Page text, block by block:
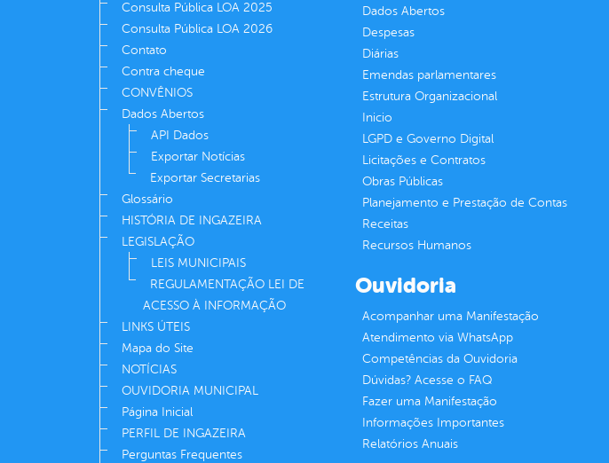
Consulta Pública LOA 2025
Consulta Pública LOA 2026
Contato
Contra cheque
CONVÊNIOS
Dados Abertos
API Dados
Exportar Notícias
Exportar Secretarias
Glossário
HISTÓRIA DE INGAZEIRA
LEGISLAÇÃO
LEIS MUNICIPAIS
REGULAMENTAÇÃO LEI DE
ACESSO À INFORMAÇÃO
LINKS ÚTEIS
Mapa do Site
NOTÍCIAS
OUVIDORIA MUNICIPAL
Página Inicial
PERFIL DE INGAZEIRA
Perguntas Frequentes
Dados Abertos
Despesas
Diárias
Emendas parlamentares
Estrutura Organizacional
Inicio
LGPD e Governo Digital
Licitações e Contratos
Obras Públicas
Planejamento e Prestação de Contas
Receitas
Recursos Humanos
Ouvidoria
Acompanhar uma Manifestação
Atendimento via WhatsApp
Competências da Ouvidoria
Dúvidas? Acesse o FAQ
Fazer uma Manifestação
Informações Importantes
Relatórios Anuais